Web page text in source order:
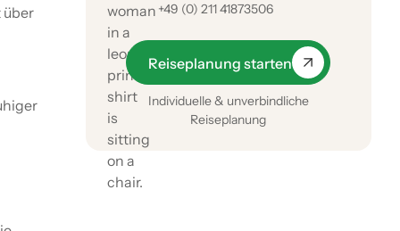
über
+49 (0) 211 41873506
Reiseplanung starten
Individuelle & unverbindliche
Reiseplanung